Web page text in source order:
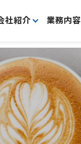
社紹介 業務内容